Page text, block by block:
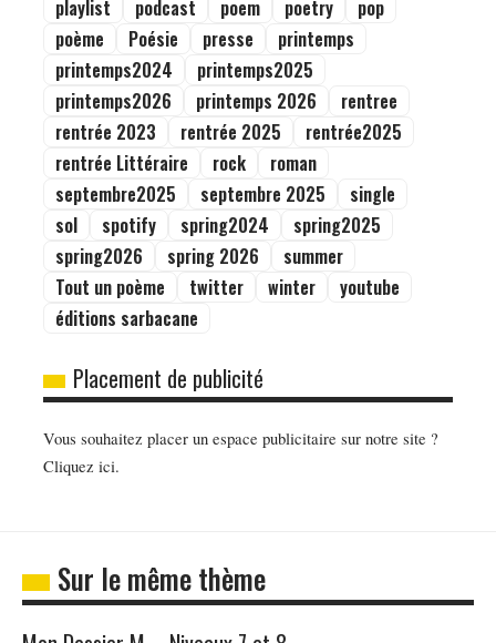
playlist podcast poem poetry
pop
poème
Poésie presse
printemps
printemps2024
printemps2025
printemps2026
printemps 2026
rentree
rentrée 2023
rentrée 2025
rentrée2025
rentrée Littéraire
rock
roman
septembre2025
septembre 2025
single
sol
spotify spring2024
spring2025
spring2026
spring 2026
summer
Tout un poème
twitter winter
youtube
éditions sarbacane
Placement de publicité
Vous souhaitez placer un espace publicitaire sur notre site ?
Cliquez ici.
Sur le même thème